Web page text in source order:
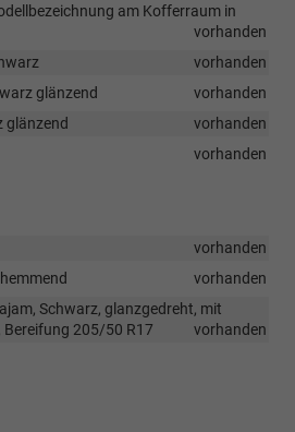
am Kofferraum in
vorhanden
vorhanden
glänzend
vorhanden
glänzend
vorhanden
vorhanden
vorhanden
vorhanden
Schwarz, glanzgedreht, mit
Bereifung 205/50 R17
vorhanden